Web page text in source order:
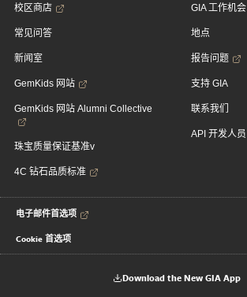
校区商店
常见问答
新闻室
GemKids 网站
GemKids 网站 Alumni Collective
珠宝质量保证基准v
4C 钻石品质标准
GIA 工作机会
地点
报告问题
支持 GIA
联系我们
API 开发人员
电子邮件首选项
Cookie 首选项
Download the New GIA App